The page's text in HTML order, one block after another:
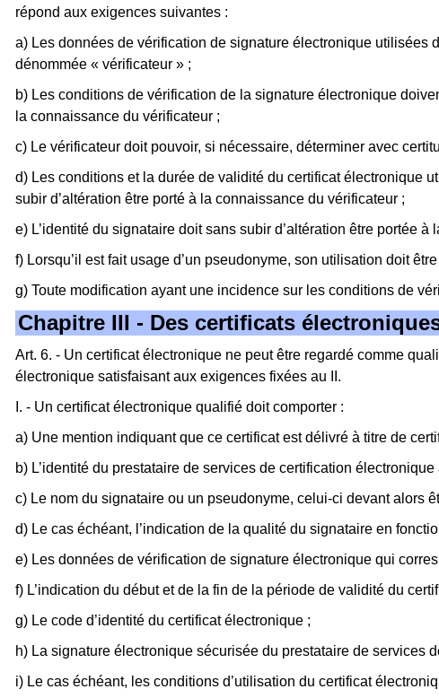
répond aux exigences suivantes :
a) Les données de vérification de signature électronique utilisées
dénommée « vérificateur » ;
b) Les conditions de vérification de la signature électronique
la connaissance du vérificateur ;
c) Le vérificateur doit pouvoir, si nécessaire, déterminer avec
d) Les conditions et la durée de validité du certificat électronique
subir d’altération être porté à la connaissance du vérificateur ;
e) L’identité du signataire doit sans subir d’altération être portée
f) Lorsqu’il est fait usage d’un pseudonyme, son utilisation doit
g) Toute modification ayant une incidence sur les conditions de
Chapitre III - Des certificats
Art. 6. - Un certificat électronique ne peut être regardé comme
électronique satisfaisant aux exigences fixées au II.
I. - Un certificat électronique qualifié doit comporter :
a) Une mention indiquant que ce certificat est délivré à titre de
b) L’identité du prestataire de services de certification
c) Le nom du signataire ou un pseudonyme, celui-ci devant alors
d) Le cas échéant, l’indication de la qualité du signataire en
e) Les données de vérification de signature électronique qui
f) L’indication du début et de la fin de la période de validité du
g) Le code d’identité du certificat électronique ;
h) La signature électronique sécurisée du prestataire de services
i) Le cas échéant, les conditions d’utilisation du certificat